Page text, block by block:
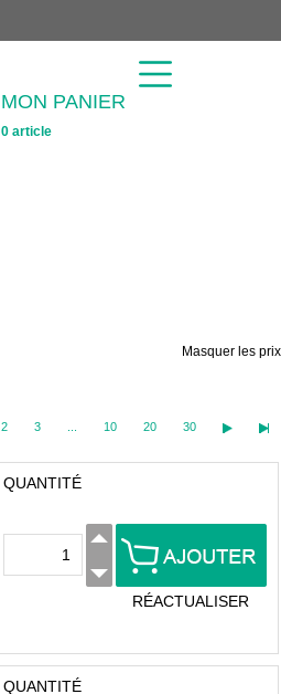
MON PANIER
0 article
Masquer les prix
2 3 10 20 30
QUANTITÉ
RÉACTUALISER
QUANTITÉ